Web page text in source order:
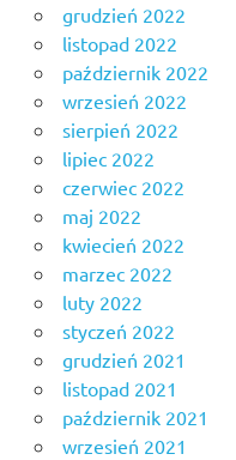
grudzień 2022
listopad 2022
październik 2022
wrzesień 2022
sierpień 2022
lipiec 2022
czerwiec 2022
maj 2022
kwiecień 2022
marzec 2022
luty 2022
styczeń 2022
grudzień 2021
listopad 2021
październik 2021
wrzesień 2021